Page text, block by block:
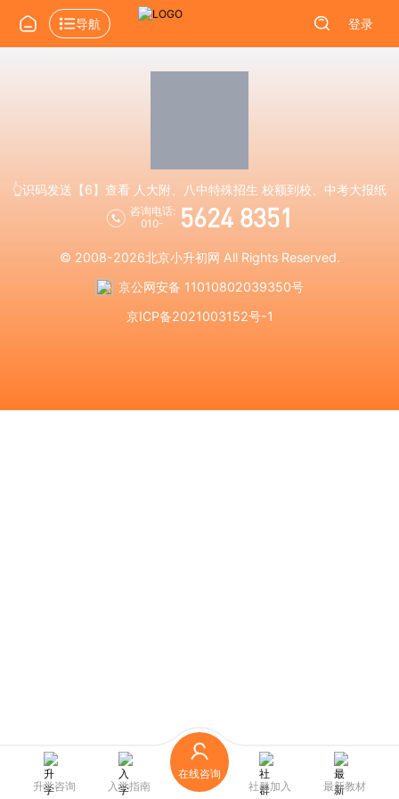
导航 登录
👆识码发送【6】查看 人大附、八中特殊招生 校额到校、中考大报纸
咨询电话:
010-
5624 8351
© 2008-2026北京小升初网 All Rights Reserved.
京公网安备 11010802039350号
京ICP备2021003152号-1
升学咨询 入学指南
在线咨询
社群加入
最新教材